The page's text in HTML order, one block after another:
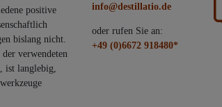
positive
bislang nicht.
verwendeten
ist langlebig,
info@destillatio.de
oder rufen Sie an:
+49 (0)6672 918480*